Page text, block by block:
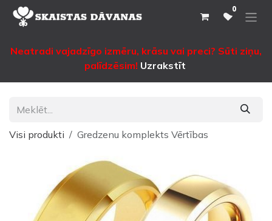
Pāriet pie satura 0
Neatradi vajadzīgo izmēru, krāsu vai preci? Sūti ziņu,
palīdzēsim! Uzrakstīt
Visi produkti Gredzenu komplekts Vērtības